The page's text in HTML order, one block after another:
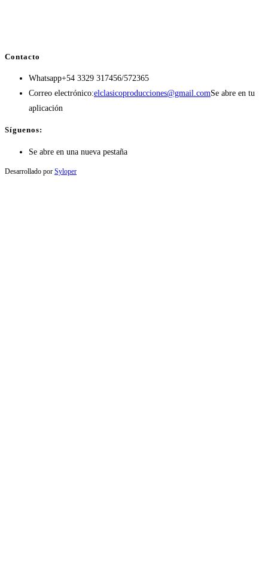
Contacto
Whatsapp+54 3329 317456/572365
Correo electrónico:elclasicoproducciones@gmail.comSe abre en tu
aplicación
Síguenos:
Se abre en una nueva pestaña
Desarrollado por Syloper